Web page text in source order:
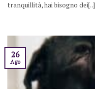
tranquillità, hai bisogno dei[..]
26
Ago